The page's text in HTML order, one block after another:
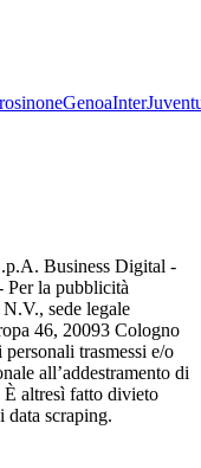
GenoaInter
Business Digital -
Per la pubblicità
sede legale
46, 20093 Cologno
trasmessi e/o
all’addestramento di
altresì fatto divieto
data scraping.